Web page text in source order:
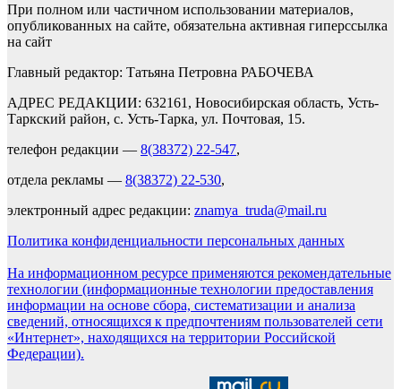
При полном или частичном использовании материалов,
опубликованных на сайте, обязательна активная гиперссылка
на сайт
Главный редактор: Татьяна Петровна РАБОЧЕВА
АДРЕС РЕДАКЦИИ: 632161, Новосибирская область, Усть-
Таркский район, с. Усть-Тарка, ул. Почтовая, 15.
телефон редакции — 8(38372) 22-547,
отдела рекламы — 8(38372) 22-530,
электронный адрес редакции: znamya_truda@mail.ru
Политика конфиденциальности персональных данных
На информационном ресурсе применяются рекомендательные
технологии (информационные технологии предоставления
информации на основе сбора, систематизации и анализа
сведений, относящихся к предпочтениям пользователей сети
«Интернет», находящихся на территории Российской
Федерации).